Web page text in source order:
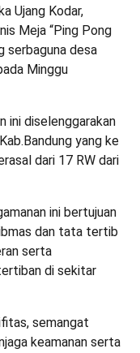
Ujang Kodar,
Meja “Ping Pong
serbaguna desa
Minggu
ini diselenggarakan
yang ke
dari 17 RW dari
ini bertujuan
dan tata tertib
serta
di sekitar
semangat
keamanan serta